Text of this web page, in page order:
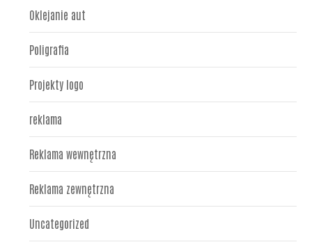
Oklejanie aut
Poligrafia
Projekty logo
reklama
Reklama wewnętrzna
Reklama zewnętrzna
Uncategorized